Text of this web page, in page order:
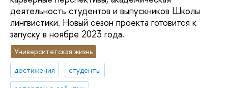
деятельность студентов и выпускников Школы
лингвистики. Новый сезон проекта готовится к
запуску в ноябре 2023 года.
Университетская жизнь
достижения
студенты